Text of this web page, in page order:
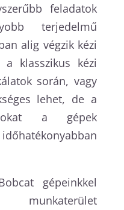
feladatok
terjedelmű
alig végzik kézi
a klasszikus kézi
során, vagy
lehet, de a
a gépek
gépeinkkel
munkaterület